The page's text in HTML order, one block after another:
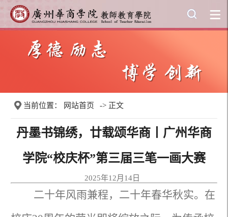
当前位置： 网站首页 -> 正文
丹墨书锦绣，廿载颂华商丨广州华商
学院“校庆杯”第三届三笔一画大赛
2025年12月14日
二十年风雨兼程，二十年春华秋实。在